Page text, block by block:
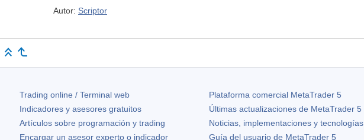
Autor: Scriptor
Trading online / Terminal web
Indicadores y asesores gratuitos
Artículos sobre programación y trading
Encargar un asesor experto o indicador
Plataforma comercial MetaTrader 5
Últimas actualizaciones de MetaTrader 5
Noticias, implementaciones y tecnologías
Guía del usuario de MetaTrader 5